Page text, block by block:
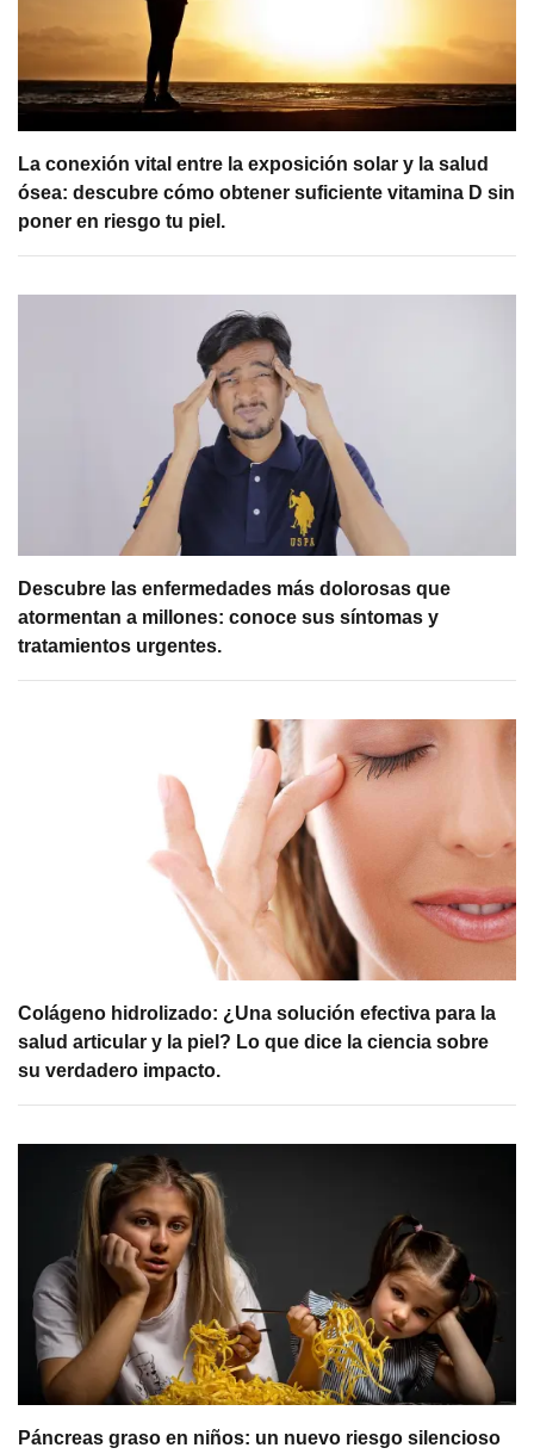
La conexión vital entre la exposición solar y la salud
ósea: descubre cómo obtener suficiente vitamina D sin
poner en riesgo tu piel.
Descubre las enfermedades más dolorosas que
atormentan a millones: conoce sus síntomas y
tratamientos urgentes.
Colágeno hidrolizado: ¿Una solución efectiva para la
salud articular y la piel? Lo que dice la ciencia sobre
su verdadero impacto.
Páncreas graso en niños: un nuevo riesgo silencioso